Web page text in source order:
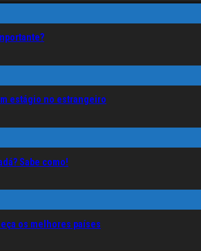
estágio no estrangeiro
Sabe como!
os melhores países